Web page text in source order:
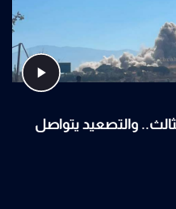
والتصعيد يتواصل